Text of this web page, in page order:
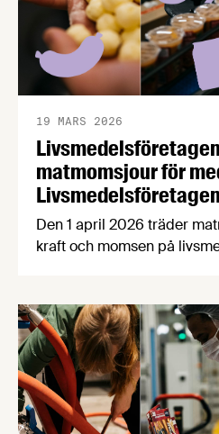
matmomsjour för
Livsmedelsföretagen
19 MARS 2026
Den 1 april 2026 träder
kraft och momsen på
Livsmedelsföretagen en
som kommer att bemannas
Mats Holmlund.